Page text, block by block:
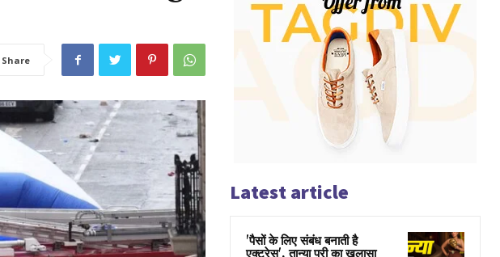
Share
Latest article
'पैसों के लिए संबंध बनाती है